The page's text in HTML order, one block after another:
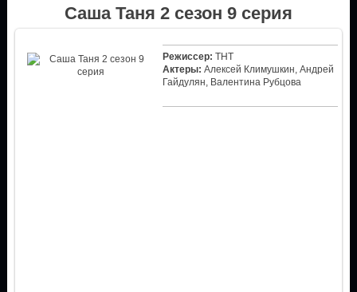
Саша Таня 2 сезон 9 серия
Режиссер: ТНТ
Актеры: Алексей Климушкин, Андрей
Гайдулян, Валентина Рубцова